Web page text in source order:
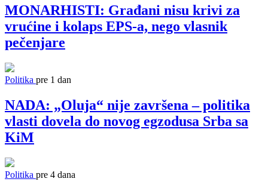
MONARHISTI: Građani nisu krivi za
vrućine i kolaps EPS-a, nego vlasnik
pečenjare
Politika pre 1 dan
NADA: „Oluja“ nije završena – politika
vlasti dovela do novog egzodusa Srba sa
KiM
Politika pre 4 dana